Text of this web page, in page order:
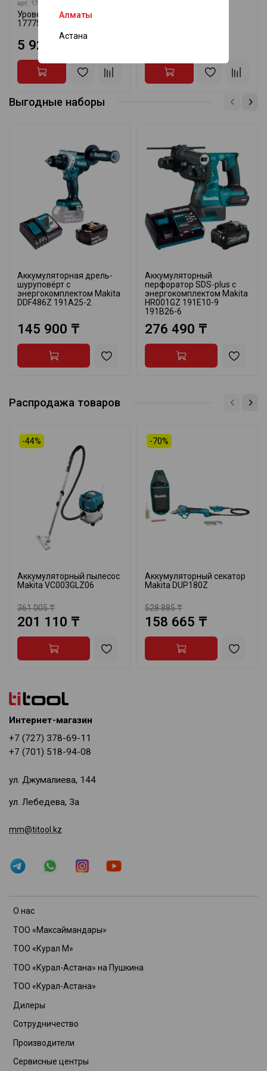
Алматы
Астана
арт. 17775
Уровень Pocket STABILA
17775
5 925 ₸
Выгодные наборы
Аккумуляторная дрель-
шуруповёрт с
энергокомплектом Makita
DDF486Z 191A25-2
145 900 ₸
Аккумуляторный
перфоратор SDS-plus с
энергокомплектом Makita
HR001GZ 191E10-9
191B26-6
276 490 ₸
Распродажа товаров
-44%
Аккумуляторный пылесос
Makita VC003GLZ06
361 005 ₸
201 110 ₸
-70%
Аккумуляторный секатор
Makita DUP180Z
528 885 ₸
158 665 ₸
О нас
ТОО «Максаймандары»
ТОО «Курал М»
ТОО «Курал-Астана» на Пушкина
ТОО «Курал-Астана»
Дилеры
Сотрудничество
Производители
Сервисные центры
Интернет-магазин
+7 (727) 378-69-11
+7 (701) 518-94-08
ул. Джумалиева, 144
ул. Лебедева, 3а
mm@titool.kz